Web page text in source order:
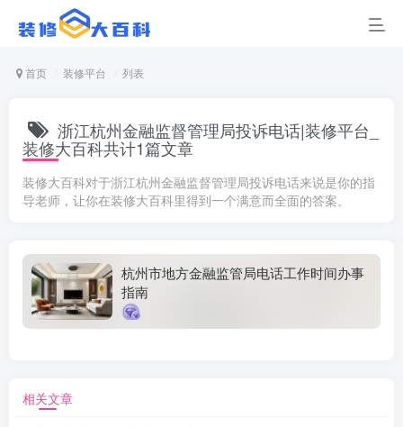
首页 装修平台 列表
浙江杭州金融监督管理局投诉电话|装修平台_
装修大百科共计1篇文章
装修大百科对于浙江杭州金融监督管理局投诉电话来说是你的指
导老师，让你在装修大百科里得到一个满意而全面的答案。
杭州市地方金融监管局电话工作时间办事
指南
相关文章